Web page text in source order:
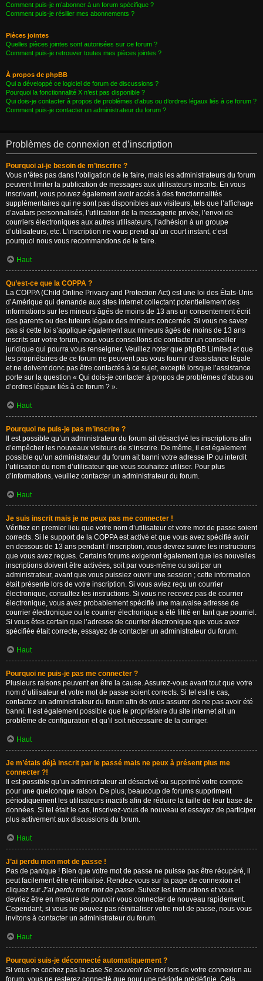
Comment puis-je m’abonner à un forum spécifique ?
Comment puis-je résilier mes abonnements ?
Pièces jointes
Quelles pièces jointes sont autorisées sur ce forum ?
Comment puis-je retrouver toutes mes pièces jointes ?
À propos de phpBB
Qui a développé ce logiciel de forum de discussions ?
Pourquoi la fonctionnalité X n’est pas disponible ?
Qui dois-je contacter à propos de problèmes d’abus ou d’ordres légaux liés à ce forum ?
Comment puis-je contacter un administrateur du forum ?
Problèmes de connexion et d’inscription
Pourquoi ai-je besoin de m’inscrire ?
Vous n’êtes pas dans l’obligation de le faire, mais les administrateurs du forum
peuvent limiter la publication de messages aux utilisateurs inscrits. En vous
inscrivant, vous pouvez également avoir accès à des fonctionnalités
supplémentaires qui ne sont pas disponibles aux visiteurs, tels que l’affichage
d’avatars personnalisés, l’utilisation de la messagerie privée, l’envoi de
courriers électroniques aux autres utilisateurs, l’adhésion à un groupe
d’utilisateurs, etc. L’inscription ne vous prend qu’un court instant, c’est
pourquoi nous vous recommandons de le faire.
Haut
Qu’est-ce que la COPPA ?
La COPPA (Child Online Privacy and Protection Act) est une loi des États-Unis
d’Amérique qui demande aux sites internet collectant potentiellement des
informations sur les mineurs âgés de moins de 13 ans un consentement écrit
des parents ou des tuteurs légaux des mineurs concernés. Si vous ne savez
pas si cette loi s’applique également aux mineurs âgés de moins de 13 ans
inscrits sur votre forum, nous vous conseillons de contacter un conseiller
juridique qui pourra vous renseigner. Veuillez noter que phpBB Limited et que
les propriétaires de ce forum ne peuvent pas vous fournir d’assistance légale
et ne doivent donc pas être contactés à ce sujet, excepté lorsque l’assistance
porte sur la question « Qui dois-je contacter à propos de problèmes d’abus ou
d’ordres légaux liés à ce forum ? ».
Haut
Pourquoi ne puis-je pas m’inscrire ?
Il est possible qu’un administrateur du forum ait désactivé les inscriptions afin
d’empêcher les nouveaux visiteurs de s’inscrire. De même, il est également
possible qu’un administrateur du forum ait banni votre adresse IP ou interdit
l’utilisation du nom d’utilisateur que vous souhaitez utiliser. Pour plus
d’informations, veuillez contacter un administrateur du forum.
Haut
Je suis inscrit mais je ne peux pas me connecter !
Vérifiez en premier lieu que votre nom d’utilisateur et votre mot de passe soient
corrects. Si le support de la COPPA est activé et que vous avez spécifié avoir
en dessous de 13 ans pendant l’inscription, vous devrez suivre les instructions
que vous avez reçues. Certains forums exigeront également que les nouvelles
inscriptions doivent être activées, soit par vous-même ou soit par un
administrateur, avant que vous puissiez ouvrir une session ; cette information
était présente lors de votre inscription. Si vous aviez reçu un courrier
électronique, consultez les instructions. Si vous ne recevez pas de courrier
électronique, vous avez probablement spécifié une mauvaise adresse de
courrier électronique ou le courrier électronique a été filtré en tant que pourriel.
Si vous êtes certain que l’adresse de courrier électronique que vous avez
spécifiée était correcte, essayez de contacter un administrateur du forum.
Haut
Pourquoi ne puis-je pas me connecter ?
Plusieurs raisons peuvent en être la cause. Assurez-vous avant tout que votre
nom d’utilisateur et votre mot de passe soient corrects. Si tel est le cas,
contactez un administrateur du forum afin de vous assurer de ne pas avoir été
banni. Il est également possible que le propriétaire du site internet ait un
problème de configuration et qu’il soit nécessaire de la corriger.
Haut
Je m’étais déjà inscrit par le passé mais ne peux à présent plus me
connecter ?!
Il est possible qu’un administrateur ait désactivé ou supprimé votre compte
pour une quelconque raison. De plus, beaucoup de forums suppriment
périodiquement les utilisateurs inactifs afin de réduire la taille de leur base de
données. Si tel était le cas, inscrivez-vous de nouveau et essayez de participer
plus activement aux discussions du forum.
Haut
J’ai perdu mon mot de passe !
Pas de panique ! Bien que votre mot de passe ne puisse pas être récupéré, il
peut facilement être réinitialisé. Rendez-vous sur la page de connexion et
cliquez sur J’ai perdu mon mot de passe. Suivez les instructions et vous
devriez être en mesure de pouvoir vous connecter de nouveau rapidement.
Cependant, si vous ne pouvez pas réinitialiser votre mot de passe, nous vous
invitons à contacter un administrateur du forum.
Haut
Pourquoi suis-je déconnecté automatiquement ?
Si vous ne cochez pas la case Se souvenir de moi lors de votre connexion au
forum, vous ne resterez connecté que pour une période prédéfinie. Cela